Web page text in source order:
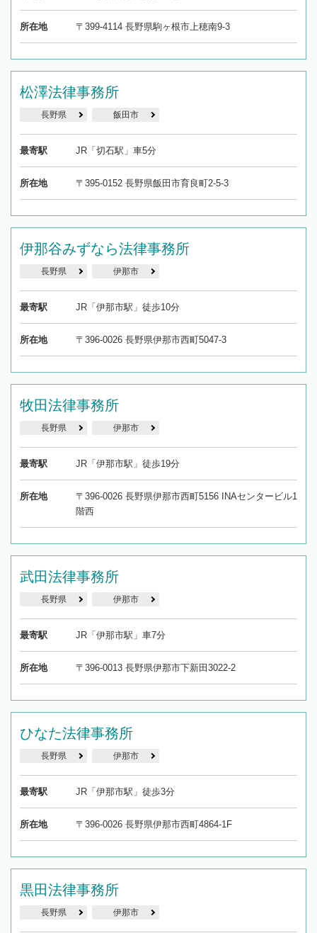
所在地 〒399-4114 長野県駒ヶ根市上穂南9-3
松澤法律事務所
長野県 飯田市
最寄駅 JR「切石駅」車5分
所在地 〒395-0152 長野県飯田市育良町2-5-3
伊那谷みずなら法律事務所
長野県 伊那市
最寄駅 JR「伊那市駅」徒歩10分
所在地 〒396-0026 長野県伊那市西町5047-3
牧田法律事務所
長野県 伊那市
最寄駅 JR「伊那市駅」徒歩19分
所在地
〒396-0026 長野県伊那市西町5156 INAセンタービル1
階西
武田法律事務所
長野県 伊那市
最寄駅 JR「伊那市駅」車7分
所在地 〒396-0013 長野県伊那市下新田3022-2
ひなた法律事務所
長野県 伊那市
最寄駅 JR「伊那市駅」徒歩3分
所在地 〒396-0026 長野県伊那市西町4864-1F
黒田法律事務所
長野県 伊那市